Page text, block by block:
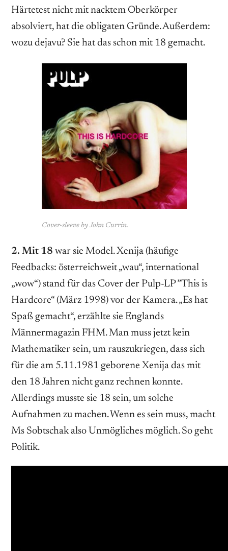
Härtetest nicht mit nacktem Oberkörper
absolviert, hat die obligaten Gründe. Außerdem:
wozu dejavu? Sie hat das schon mit 18 gemacht.
Cover-sleeve by John Currin.
2. Mit 18 war sie Model. Xenija (häufige
Feedbacks: österreichweit „wau“, international
„wow“) stand für das Cover der Pulp-LP ”This is
Hardcore“ (März 1998) vor der Kamera. „Es hat
Spaß gemacht“, erzählte sie Englands
Männermagazin FHM. Man muss jetzt kein
Mathematiker sein, um rauszukriegen, dass sich
für die am 5.11.1981 geborene Xenija das mit
den 18 Jahren nicht ganz rechnen konnte.
Allerdings musste sie 18 sein, um solche
Aufnahmen zu machen. Wenn es sein muss, macht
Ms Sobtschak also Unmögliches möglich. So geht
Politik.